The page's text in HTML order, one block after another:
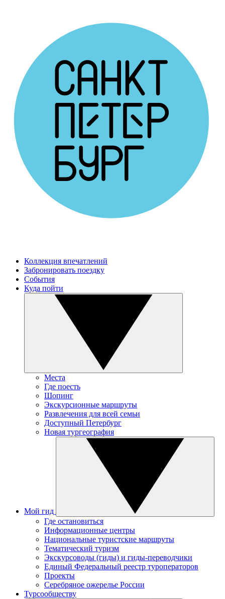
Коллекция впечатлений
Забронировать поездку
События
Куда пойти
Места
Где поесть
Шопинг
Экскурсионные маршруты
Развлечения для всей семьи
Доступный Петербург
Новая тургеография
Мой гид
Где остановиться
Информационные центры
Национальные туристские маршруты
Тематический туризм
Экскурсоводы (гиды) и гиды-переводчики
Единый Федеральный реестр туроператоров
Проекты
Серебряное ожерелье России
Турсообществу